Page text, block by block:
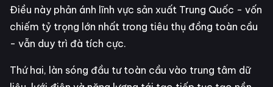
Điều này phản ánh lĩnh vực sản xuất Trung Quốc - vốn
chiếm tỷ trọng lớn nhất trong tiêu thụ đồng toàn cầu
- vẫn duy trì đà tích cực.
Thứ hai, làn sóng đầu tư toàn cầu vào trung tâm dữ